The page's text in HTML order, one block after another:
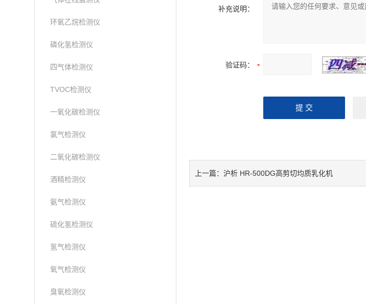
环氧乙烷检测仪
磷化氢检测仪
四气体检测仪
TVOC检测仪
一氧化碳检测仪
氯气检测仪
二氧化碳检测仪
酒精检测仪
氨气检测仪
硫化氢检测仪
氢气检测仪
氧气检测仪
臭氧检测仪
补充说明：
验证码：
上一篇： 沪析 HR-500DG高剪切均质乳化机